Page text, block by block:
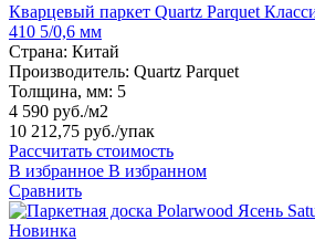
Кварцевый паркет Quartz Parquet
410 5/0,6 мм
Страна: Китай
Производитель: Quartz Parquet
Толщина, мм: 5
4 590 руб./м2
10 212,75 руб./упак
Рассчитать стоимость
В избранное В избранном
Сравнить
Новинка